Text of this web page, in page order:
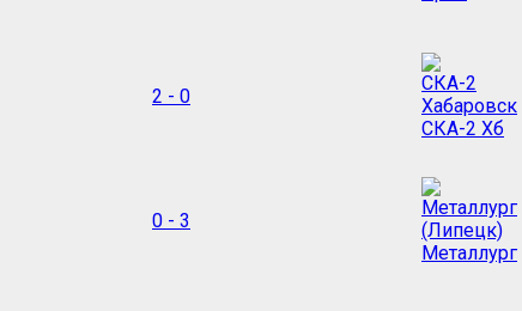
2 - 0
СКА-2 Хб
0 - 3
Металлург